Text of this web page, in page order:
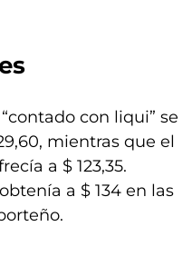
con liqui” se
mientras que el
a $ 123,35.
a $ 134 en las